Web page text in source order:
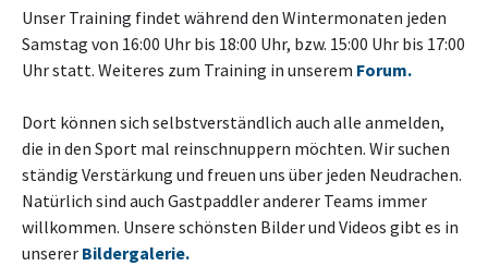
Unser Training findet während den Wintermonaten jeden
Samstag von 16:00 Uhr bis 18:00 Uhr, bzw. 15:00 Uhr bis 17:00
Uhr statt. Weiteres zum Training in unserem Forum.
Dort können sich selbstverständlich auch alle anmelden,
die in den Sport mal reinschnuppern möchten. Wir suchen
ständig Verstärkung und freuen uns über jeden Neudrachen.
Natürlich sind auch Gastpaddler anderer Teams immer
willkommen. Unsere schönsten Bilder und Videos gibt es in
unserer Bildergalerie.